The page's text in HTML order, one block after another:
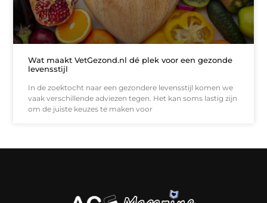
Wat maakt VetGezond.nl dé plek voor een gezonde
levensstijl
In de zoektocht naar een gezondere levensstijl komen we
vaak verschillende adviezen tegen. Het kan soms lastig zijn
om de juiste keuzes te maken voor